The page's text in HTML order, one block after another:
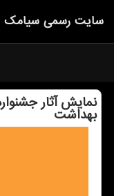
سایت رسمی سیامك
نمایش آثار
بهداشت